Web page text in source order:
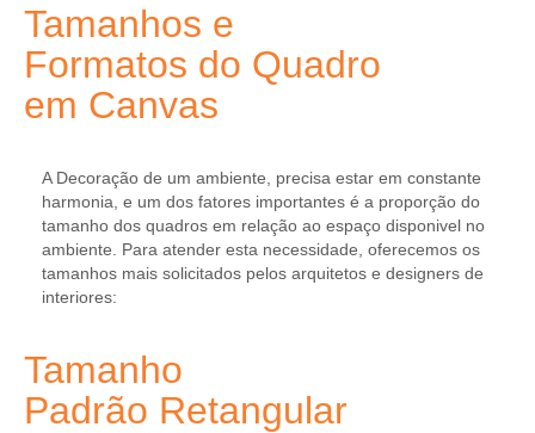
Tamanhos e
Formatos do Quadro
em Canvas
A Decoração de um ambiente, precisa estar em constante
harmonia, e um dos fatores importantes é a proporção do
tamanho dos quadros em relação ao espaço disponivel no
ambiente. Para atender esta necessidade, oferecemos os
tamanhos mais solicitados pelos arquitetos e designers de
interiores:
Tamanho
Padrão Retangular